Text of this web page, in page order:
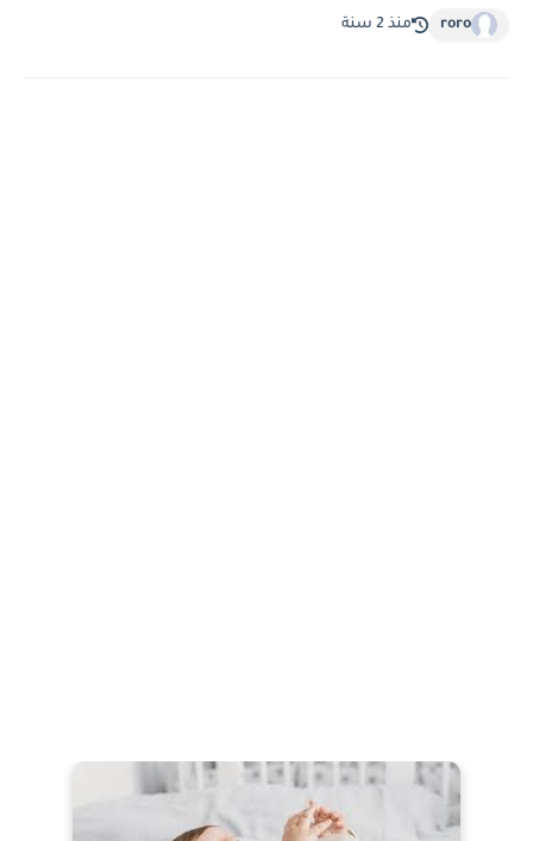
roro منذ 2 سنة